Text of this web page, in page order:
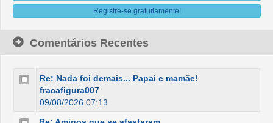
Registre-se gratuitamente!
Comentários Recentes
Re: Nada foi demais... Papai e mamãe!
fracafigura007
09/08/2026 07:13